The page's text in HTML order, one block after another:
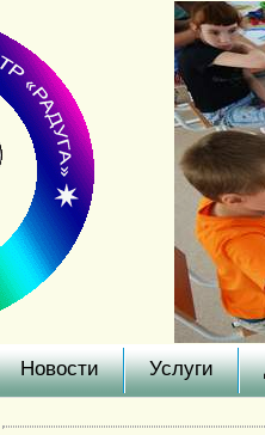
Новости Услуги